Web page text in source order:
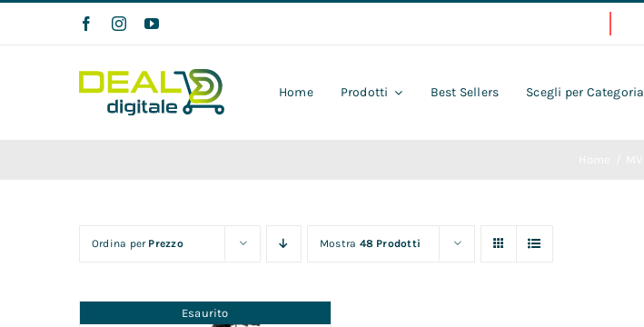
Home Prodotti Best Sellers Scegli per Categoria
Ordina per Prezzo Mostra 48 Prodotti
Esaurito